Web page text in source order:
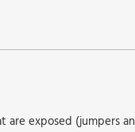
are exposed (jumpers